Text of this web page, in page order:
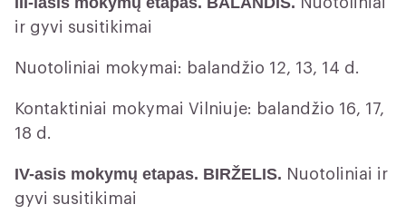
ir gyvi susitikimai
Nuotoliniai mokymai: balandžio 12, 13, 14 d.
Kontaktiniai mokymai Vilniuje: balandžio 16, 17,
18 d.
IV-asis mokymų etapas. BIRŽELIS. Nuotoliniai ir
gyvi susitikimai